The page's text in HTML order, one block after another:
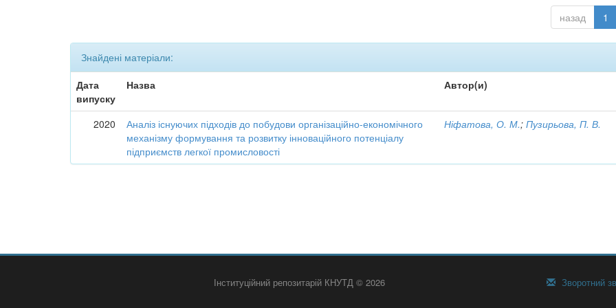
назад 1
Знайдені матеріали:
Дата
випуску
Назва Автор(и)
2020
Аналіз існуючих підходів до побудови організаційно-економічного
механізму формування та розвитку інноваційного потенціалу
підприємств легкої промисловості
Ніфатова, О. М.;Пузирьова, П. В.
Інституційний репозитарій КНУТД © 2026 Зворотний